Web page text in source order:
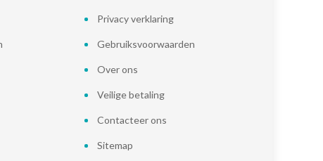
Privacy verklaring
Gebruiksvoorwaarden
Over ons
Veilige betaling
Contacteer ons
Sitemap